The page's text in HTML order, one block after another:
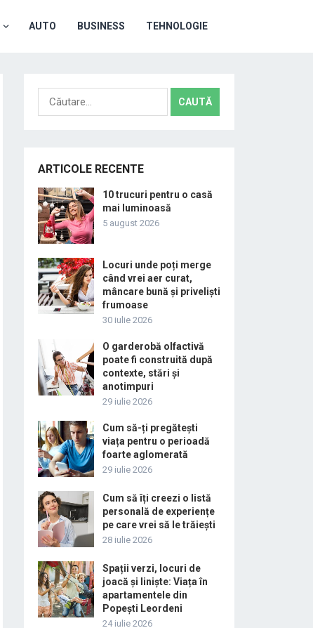
AUTO BUSINESS TEHNOLOGIE
Caută
după:
ARTICOLE RECENTE
10 trucuri pentru o casă
mai luminoasă
5 august 2026
Locuri unde poți merge
când vrei aer curat,
mâncare bună și priveliști
frumoase
30 iulie 2026
O garderobă olfactivă
poate fi construită după
contexte, stări și
anotimpuri
29 iulie 2026
Cum să-ți pregătești
viața pentru o perioadă
foarte aglomerată
29 iulie 2026
Cum să îți creezi o listă
personală de experiențe
pe care vrei să le trăiești
28 iulie 2026
Spații verzi, locuri de
joacă și liniște: Viața în
apartamentele din
Popești Leordeni
24 iulie 2026